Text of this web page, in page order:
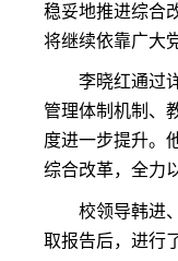
稳妥地推进综合
将继续依靠广大
李晓红通过
管理体制机制、
度进一步提升。
综合改革，全力
校领导韩进
取报告后，进行